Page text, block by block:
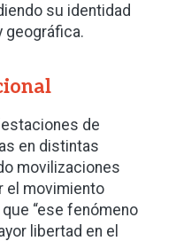
su identidad
geográfica.
de
en distintas
movilizaciones
el movimiento
“ese fenómeno
libertad en el